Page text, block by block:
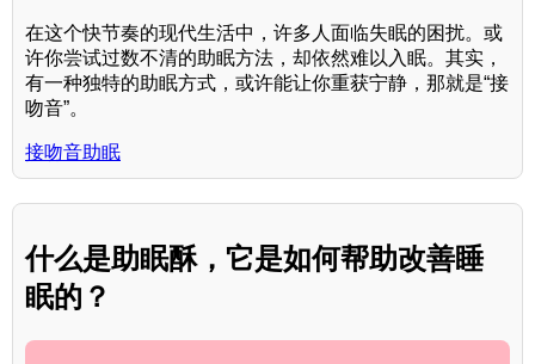
在这个快节奏的现代生活中，许多人面临失眠的困扰。或
许你尝试过数不清的助眠方法，却依然难以入眠。其实，
有一种独特的助眠方式，或许能让你重获宁静，那就是“接
吻音”。
接吻音助眠
什么是助眠酥，它是如何帮助改善睡
眠的？